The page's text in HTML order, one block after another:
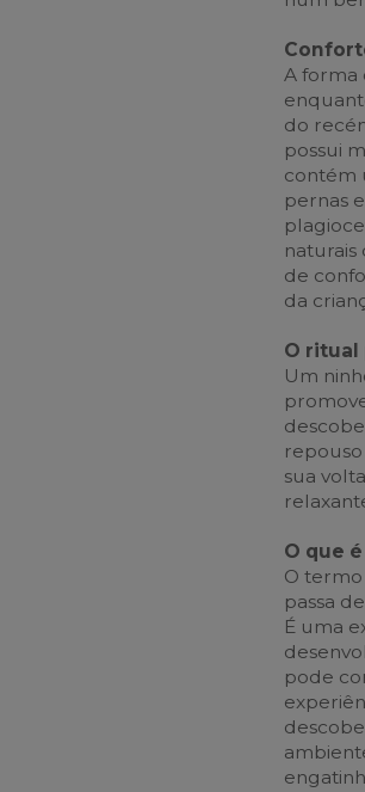
A forma
do
possui
contém
pernas
de
da
O ritual
Um
sua
O que
O
passa
É uma
pode